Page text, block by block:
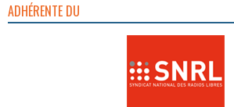
ADHÉRENTE DU